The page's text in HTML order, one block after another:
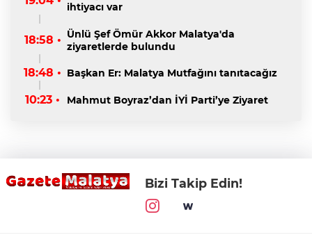
ihtiyacı var
18:58 • Ünlü Şef Ömür Akkor Malatya'da
ziyaretlerde bulundu
18:48 • Başkan Er: Malatya Mutfağını tanıtacağız
10:23 • Mahmut Boyraz’dan İYİ Parti’ye Ziyaret
Bizi Takip Edin!